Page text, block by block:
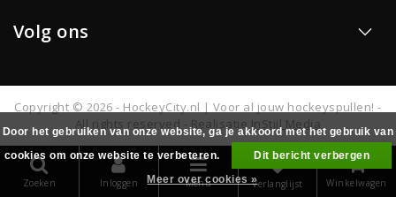
Volg ons
Copyright © 2026 - HockeyCity.nl | Voor al jouw hockeyspullen! -
All rights reserved - Realisatie InStijl Media
Zoeken Inloggen Menu Verlanglijst
0
Winkelwagen
Door het gebruiken van onze website, ga je akkoord met het gebruik van
cookies om onze website te verbeteren.
Dit bericht verbergen
Meer over cookies »